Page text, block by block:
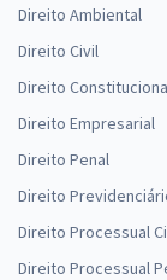
Direito Ambiental
Direito Civil
Direito
Direito Empresarial
Direito Penal
Direito
Direito Processual
Direito Processual